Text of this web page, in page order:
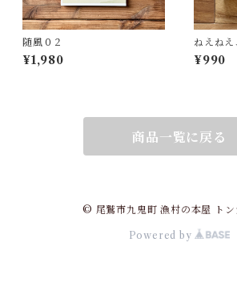
随風０２
¥1,980
ねえね
た？ | リ
(絵), み
¥990
商品一覧に戻る
© 尾鷲市九鬼町 漁村の本屋 トン
Powered by